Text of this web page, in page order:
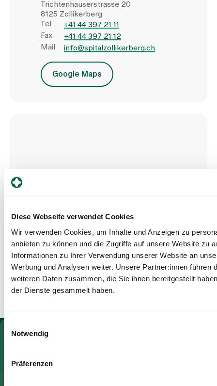
Diese Webseite verwendet Cookies
Wir verwenden Cookies, um Inhalte und Anzeigen zu
anbieten zu können und die Zugriffe auf unsere Website zu
Informationen zu Ihrer Verwendung unserer Website an
Werbung und Analysen weiter. Unsere Partner:innen führen
weiteren Daten zusammen, die Sie ihnen bereitgestellt
der Dienste gesammelt haben.
Notwendig
Präferenzen
Ich akzeptiere die
Datenschutzbestimmungen
Trichtenhauserstrasse 20
8125 Zollikerberg
Tel
+41 44 397 21 11
Fax
+41 44 397 21 12
Mail
info@spitalzollikerberg.ch
Google Maps
Zur Gesundheitswelt Zollikerberg